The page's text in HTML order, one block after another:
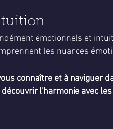
émotionnels et
les nuances
connaître et à naviguer
l'harmonie avec